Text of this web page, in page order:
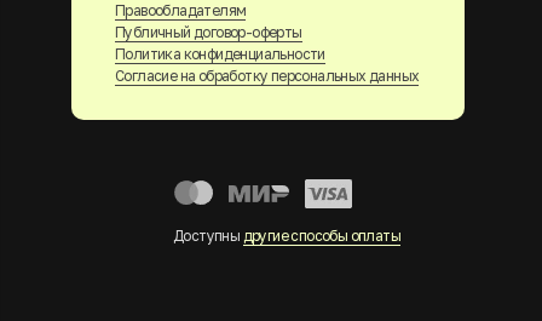
Правообладателям
Публичный договор-оферты
Политика конфиденциальности
Согласие на обработку персональных данных
Доступны другие способы оплаты